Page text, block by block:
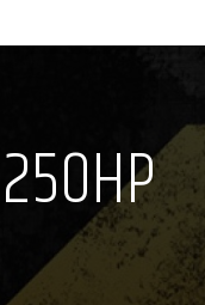
250HP